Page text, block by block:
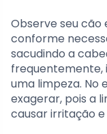
Observe seu cão
conforme
sacudindo a
frequentemente,
uma limpeza. No
exagerar, pois a
causar irritação